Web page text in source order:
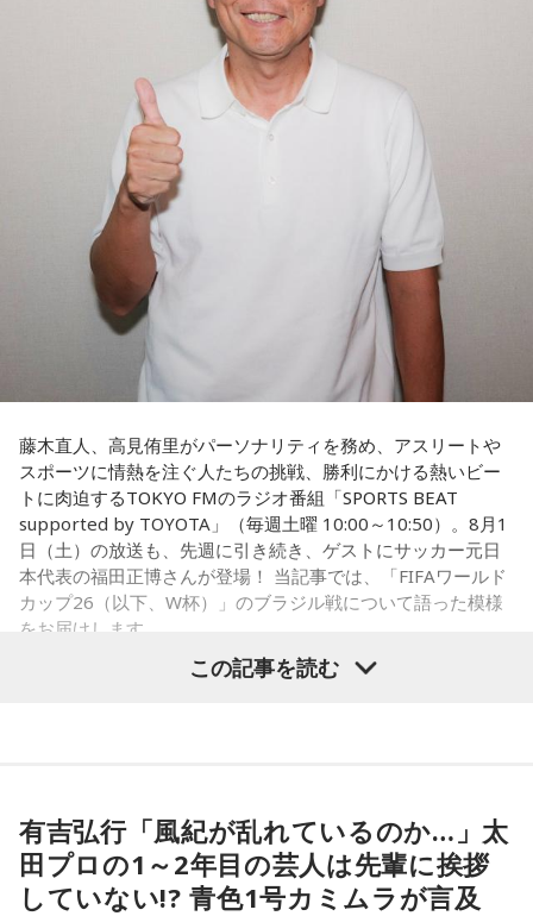
いうメッセージにつながっていると話した。人生は何度でも
立ち上がれるという応援歌は、自身の歩みそのものでもある
さらに、趣味についてもトークを展開。愛犬と過ごす時間を
増やすために驚くべきあるものを購入したと言う。さて何を
購入したのか…？ 詳しくはradikoタイムフリーで！
藤木直人、高見侑里がパーソナリティを務め、アスリートや
スポーツに情熱を注ぐ人たちの挑戦、勝利にかける熱いビー
トに肉迫するTOKYO FMのラジオ番組「SPORTS BEAT
supported by TOYOTA」（毎週土曜 10:00～10:50）。8月1
日（土）の放送も、先週に引き続き、ゲストにサッカー元日
本代表の福田正博さんが登場！ 当記事では、「FIFAワールド
カップ26（以下、W杯）」のブラジル戦について語った模様
をお届けします。
輝き、Jリーグ通算228試合出場93得点を挙げ、日本代表では
45試合出場で9ゴールを記録するなど活躍を見せ、1993年に
はW杯アジア地区最終予選にも出場しました。2002年に現役
を引退した後は、サッカー解説者としてメディアでの活動の
この記事を読む
有吉弘行「風紀が乱れているのか…」太
田プロの1～2年目の芸人は先輩に挨拶
していない!? 青色1号カミムラが言及